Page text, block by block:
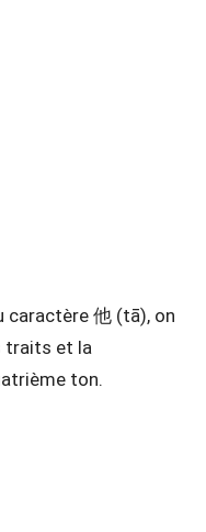
caractère 他 (tā), on
traits et la
ton.